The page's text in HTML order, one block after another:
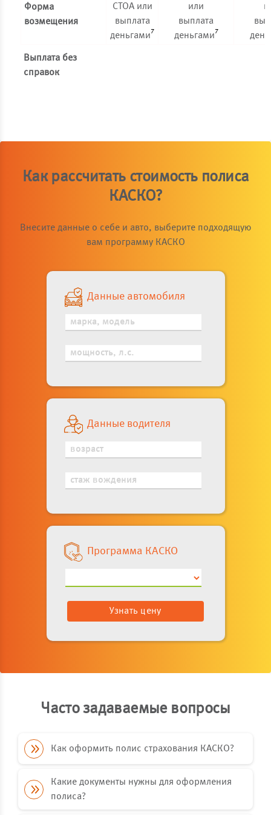
Форма
возмещения
СТОА или
выплата
деньгами7
или
выплата
деньгами7
Выплата без
справок
Как рассчитать стоимость полиса
КАСКО?
Внесите данные о себе и авто, выберите подходящую
вам программу КАСКО
Данные автомобиля
Данные водителя
Программа КАСКО
Узнать цену
Часто задаваемые вопросы
Как оформить полис страхования КАСКО?
skgelios.ru, в ближайшем офисе Страховой
Компании «Гелиос» или у страхового агента.
Какие документы нужны для оформления
полиса?